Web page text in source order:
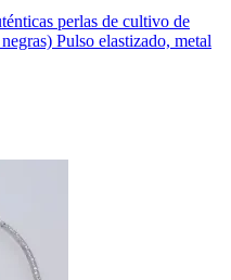
perlas de cultivo de
Pulso elastizado, metal